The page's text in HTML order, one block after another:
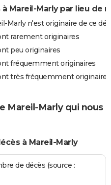
Mareil-Marly par lieu de
Marly n'est originaire de ce
rarement originaires
peu originaires
fréquemment originaires
très fréquemment originaires
Mareil-Marly qui nous
à Mareil-Marly
de décès (source :